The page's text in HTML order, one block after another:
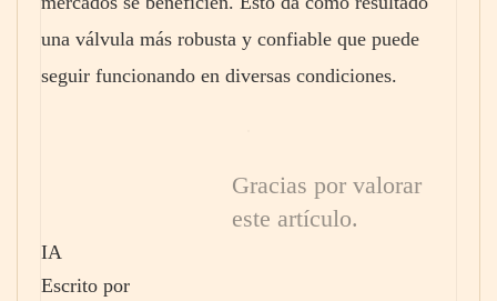
una válvula más robusta y confiable que puede
seguir funcionando en diversas condiciones.
Gracias por valorar
este artículo.
IA
Escrito por